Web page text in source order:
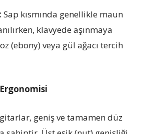
Sap kısmında genellikle maun
klavyede aşınmaya
(ebony) veya gül ağacı tercih
geniş ve tamamen düz